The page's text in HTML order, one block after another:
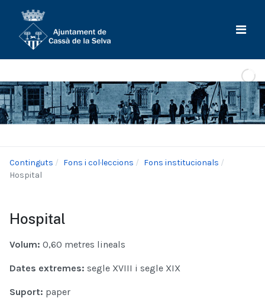
Continguts Fons i col·leccions
Fons institucionals
Hospital
Hospital
Volum: 0,60 metres lineals
Dates extremes: segle XVIII i segle XIX
Suport: paper